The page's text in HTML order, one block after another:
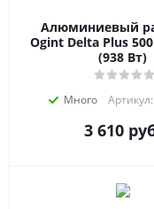
Алюминиевый
Ogint Delta Plus
(938 Вт)
Много
3 610